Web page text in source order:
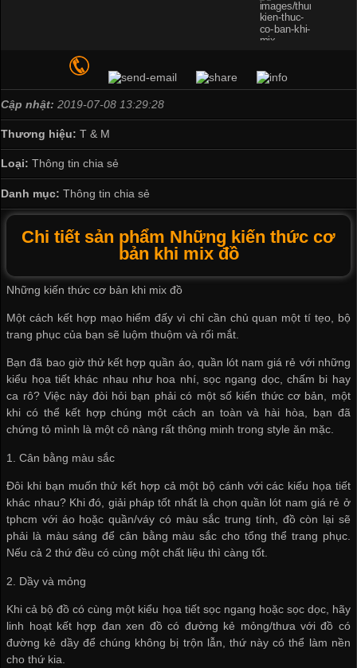
Cập nhật: 2019-07-08 13:29:28
Thương hiệu: T & M
Loại: Thông tin chia sẻ
Danh mục: Thông tin chia sẻ
Chi tiết sản phẩm Những kiến thức cơ
bản khi mix đồ
Những kiến thức cơ bản khi mix đồ
Một cách kết hợp mạo hiểm đấy vì chỉ cần chủ quan một tí tẹo, bộ
trang phục của bạn sẽ luộm thuộm và rối mắt.
Bạn đã bao giờ thử kết hợp quần áo, quần lót nam giá rẻ với những
kiểu họa tiết khác nhau như hoa nhí, sọc ngang dọc, chấm bi hay
ca rô? Việc này đòi hỏi bạn phải có một số kiến thức cơ bản, một
khi có thể kết hợp chúng một cách an toàn và hài hòa, bạn đã
chứng tỏ mình là một cô nàng rất thông minh trong style ăn mặc.
1. Cân bằng màu sắc
Đôi khi bạn muốn thử kết hợp cả một bộ cánh với các kiểu họa tiết
khác nhau? Khi đó, giải pháp tốt nhất là chọn quần lót nam giá rẻ ở
tphcm với áo hoặc quần/váy có màu sắc trung tính, đồ còn lại sẽ
phải là màu sáng để cân bằng màu sắc cho tổng thể trang phục.
Nếu cả 2 thứ đều có cùng một chất liệu thì càng tốt.
2. Dầy và mỏng
Khi cả bộ đồ có cùng một kiểu họa tiết sọc ngang hoặc sọc dọc, hãy
linh hoạt kết hợp đan xen đồ có đường kẻ mỏng/thưa với đồ có
đường kẻ dầy để chúng không bị trộn lẫn, thứ này có thể làm nền
cho thứ kia.